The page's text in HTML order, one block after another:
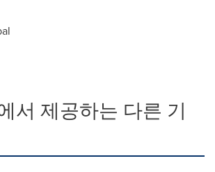
서 제공하는 다른 기